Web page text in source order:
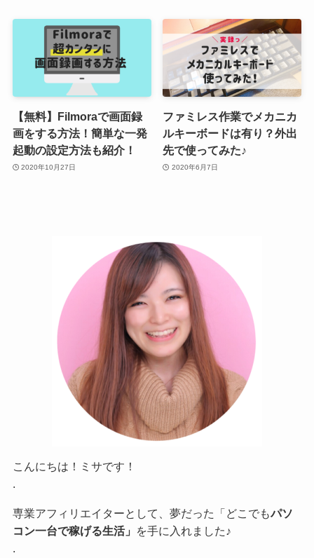
【無料】Filmoraで画面録
画をする方法！簡単な一発
起動の設定方法も紹介！
2020年10月27日
ファミレス作業でメカニカ
ルキーボードは有り？外出
先で使ってみた♪
2020年6月7日
こんにちは！ミサです！
.
専業アフィリエイターとして、夢だった「どこでもパソ
コン一台で稼げる生活」
を手に入れました♪